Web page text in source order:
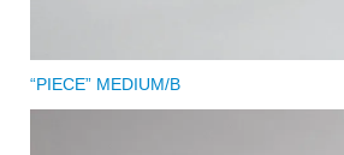
“PIECE” MEDIUM/B